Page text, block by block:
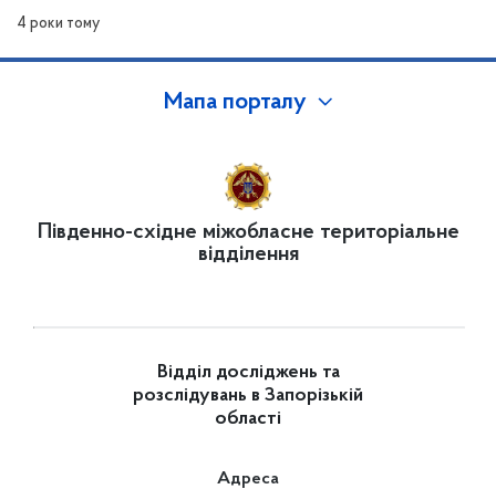
4 роки тому
Мапа порталу
Південно-східне міжобласне територіальне
відділення
Відділ досліджень та
розслідувань в Запорізькій
області
Адреса